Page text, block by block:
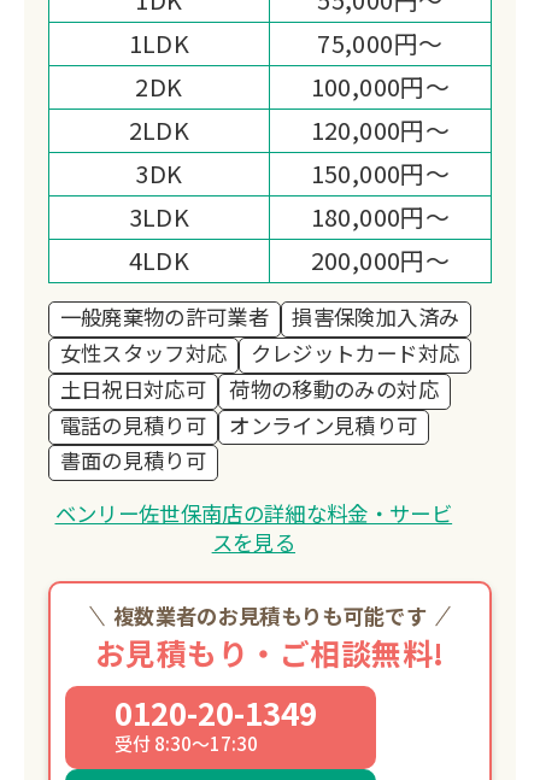
業まで幅広く対応します。
1LDK
75,000円～
2DK
100,000円～
2LDK
120,000円～
3DK
150,000円～
3LDK
180,000円～
4LDK
200,000円～
一般廃棄物の許可業者
損害保険加入済み
女性スタッフ対応
クレジットカード対応
土日祝日対応可
荷物の移動のみの対応
電話の見積り可
オンライン見積り可
書面の見積り可
ベンリー佐世保南店の詳細な料金・サービ
スを見る
複数業者のお見積もりも可能です
お見積もり・ご相談無料!
0120-20-1349
受付 8:30～17:30